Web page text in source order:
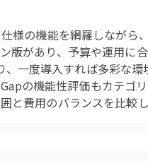
様の機能を網羅しながら
があり、予算や運用に合
一度導入すれば多彩な
の機能性評価もカテゴリ
費用のバランスを比較し